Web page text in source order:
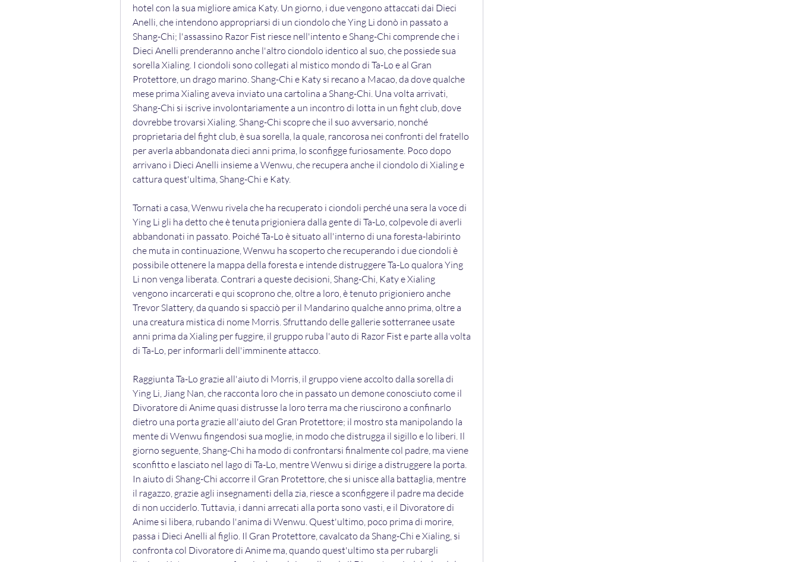
hotel con la sua migliore amica Katy. Un giorno, i due vengono attaccati dai Dieci
Anelli, che intendono appropriarsi di un ciondolo che Ying Li donò in passato a
Shang-Chi; l'assassino Razor Fist riesce nell'intento e Shang-Chi comprende che i
Dieci Anelli prenderanno anche l'altro ciondolo identico al suo, che possiede sua
sorella Xialing. I ciondoli sono collegati al mistico mondo di Ta-Lo e al Gran
Protettore, un drago marino. Shang-Chi e Katy si recano a Macao, da dove qualche
mese prima Xialing aveva inviato una cartolina a Shang-Chi. Una volta arrivati,
Shang-Chi si iscrive involontariamente a un incontro di lotta in un fight club, dove
dovrebbe trovarsi Xialing. Shang-Chi scopre che il suo avversario, nonché
proprietaria del fight club, è sua sorella, la quale, rancorosa nei confronti del fratello
per averla abbandonata dieci anni prima, lo sconfigge furiosamente. Poco dopo
arrivano i Dieci Anelli insieme a Wenwu, che recupera anche il ciondolo di Xialing e
cattura quest'ultima, Shang-Chi e Katy.
Tornati a casa, Wenwu rivela che ha recuperato i ciondoli perché una sera la voce di
Ying Li gli ha detto che è tenuta prigioniera dalla gente di Ta-Lo, colpevole di averli
abbandonati in passato. Poiché Ta-Lo è situato all'interno di una foresta-labirinto
che muta in continuazione, Wenwu ha scoperto che recuperando i due ciondoli è
possibile ottenere la mappa della foresta e intende distruggere Ta-Lo qualora Ying
Li non venga liberata. Contrari a queste decisioni, Shang-Chi, Katy e Xialing
vengono incarcerati e qui scoprono che, oltre a loro, è tenuto prigioniero anche
Trevor Slattery, da quando si spacciò per il Mandarino qualche anno prima, oltre a
una creatura mistica di nome Morris. Sfruttando delle gallerie sotterranee usate
anni prima da Xialing per fuggire, il gruppo ruba l'auto di Razor Fist e parte alla volta
di Ta-Lo, per informarli dell'imminente attacco.
Raggiunta Ta-Lo grazie all'aiuto di Morris, il gruppo viene accolto dalla sorella di
Ying Li, Jiang Nan, che racconta loro che in passato un demone conosciuto come il
Divoratore di Anime quasi distrusse la loro terra ma che riuscirono a confinarlo
dietro una porta grazie all'aiuto del Gran Protettore; il mostro sta manipolando la
mente di Wenwu fingendosi sua moglie, in modo che distrugga il sigillo e lo liberi. Il
giorno seguente, Shang-Chi ha modo di confrontarsi finalmente col padre, ma viene
sconfitto e lasciato nel lago di Ta-Lo, mentre Wenwu si dirige a distruggere la porta.
In aiuto di Shang-Chi accorre il Gran Protettore, che si unisce alla battaglia, mentre
il ragazzo, grazie agli insegnamenti della zia, riesce a sconfiggere il padre ma decide
di non ucciderlo. Tuttavia, i danni arrecati alla porta sono vasti, e il Divoratore di
Anime si libera, rubando l'anima di Wenwu. Quest'ultimo, poco prima di morire,
passa i Dieci Anelli al figlio. Il Gran Protettore, cavalcato da Shang-Chi e Xialing, si
confronta col Divoratore di Anime ma, quando quest'ultimo sta per rubargli